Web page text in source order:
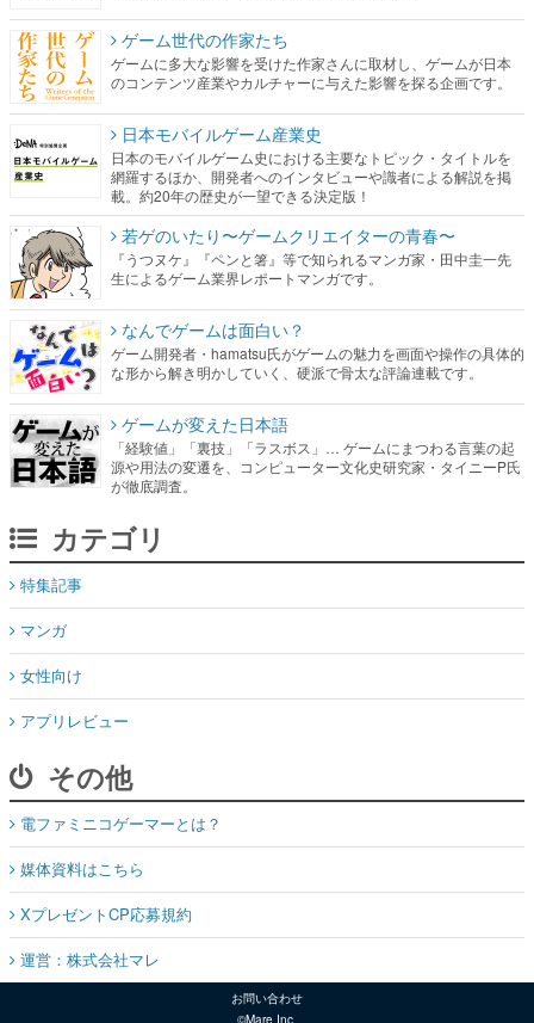
ゲーム世代の作家たち
ゲームに多大な影響を受けた作家さんに取材し、ゲームが日本
のコンテンツ産業やカルチャーに与えた影響を探る企画です。
日本モバイルゲーム産業史
日本のモバイルゲーム史における主要なトピック・タイトルを
網羅するほか、開発者へのインタビューや識者による解説を掲
載。約20年の歴史が一望できる決定版！
若ゲのいたり〜ゲームクリエイターの青春〜
『うつヌケ』『ペンと箸』等で知られるマンガ家・田中圭一先
生によるゲーム業界レポートマンガです。
なんでゲームは面白い？
ゲーム開発者・hamatsu氏がゲームの魅力を画面や操作の具体的
な形から解き明かしていく、硬派で骨太な評論連載です。
ゲームが変えた日本語
「経験値」「裏技」「ラスボス」… ゲームにまつわる言葉の起
源や用法の変遷を、コンピューター文化史研究家・タイニーP氏
が徹底調査。
カテゴリ
特集記事
マンガ
女性向け
アプリレビュー
その他
電ファミニコゲーマーとは？
媒体資料はこちら
XプレゼントCP応募規約
運営：株式会社マレ
お問い合わせ
©Mare Inc.